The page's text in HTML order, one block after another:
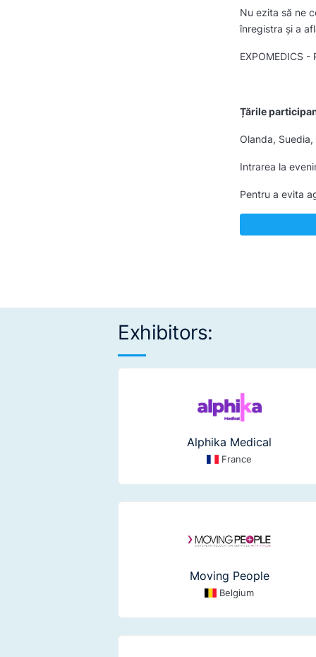
Nu ezita să ne
înregistra și a
EXPOMEDICS
Țările
Olanda,
Intrarea la
Pentru a evita
Exhibitors:
Alphika Medical
France
Moving People
Belgium